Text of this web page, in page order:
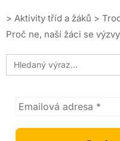
> Aktivity tříd a žáků >
Proč ne, naší žáci se
Search
for: